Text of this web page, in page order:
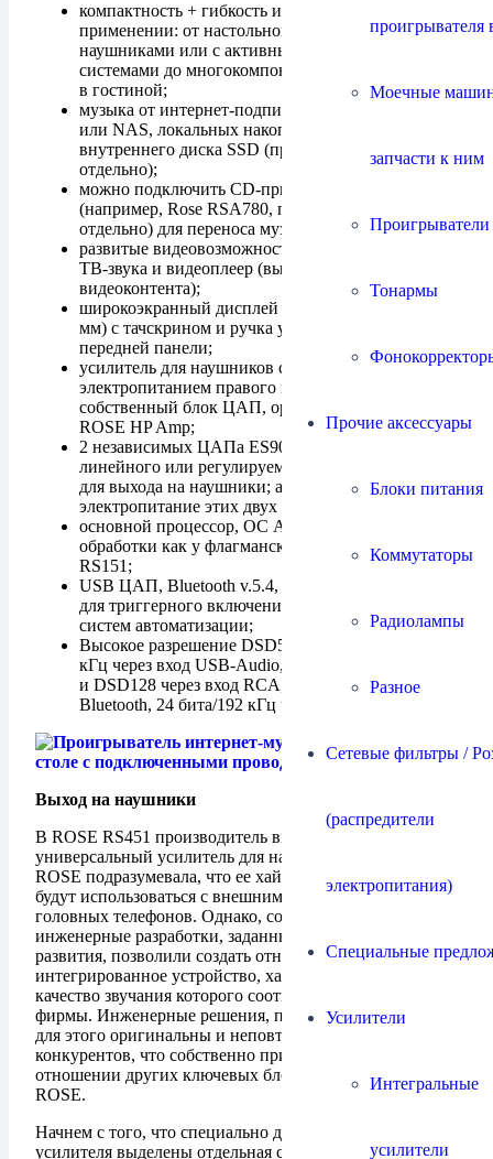
проигрывателя
Моечные
запчасти к ним
Тонармы
Прочие аксессуары
Блоки питания
Коммутаторы
Радиолампы
Разное
Сетевые фильтры /
(распредители
электропитания)
Специальные
Усилители
Интегральные
усилители
компактность + гибкость и разнообразие в
применении: от настольной аудиосистемы с
наушниками или с активными акустическими
системами до многокомпонентной аудиосистемы
в гостиной;
музыка от интернет-подписок, сетевых ресурсов
или NAS, локальных накопителей или с
внутреннего диска SSD (приобретается
отдельно);
можно подключить CD-привод через USB
(например, Rose RSA780, приобретается
отдельно) для переноса музыки с компакт-дисков
развитые видеовозможности: HDMI eARC для
ТВ-звука и видеоплеер (выход 4K HDMI для
видеоконтента);
широкоэкранный дисплей 8.8 дюйма (237 x 67
мм) с тачскрином и ручка управления на
передней панели;
усилитель для наушников с автономным
электропитанием правого и левого канала,
собственный блок ЦАП, оригинальная схема
ROSE HP Amp;
2 независимых ЦАПа ES9027PRO: один для
линейного или регулируемого выхода, второй —
для выхода на наушники; автономное
электропитание этих двух ЦАПов;
основной процессор, ОС Android и ядро звуковой
обработки как у флагманского проигрывателя
RS151;
USB ЦАП, Bluetooth v.5.4, HDMI eARC, гнездо
для триггерного включения/включения In/Out для
систем автоматизации;
Высокое разрешение DSD512 и ИКМ 32 бита/768
кГц через вход USB-Audio, ИКМ 32 бита/384 кГц
и DSD128 через вход RCA, 24 бита через
Bluetooth, 24 бита/192 кГц через eARC
Выход на наушники
В ROSE RS451 производитель впервые интегрировал
универсальный усилитель для наушников. До этого
ROSE подразумевала, что ее хай-энд-проигрыватели
будут использоваться с внешним усилителем для
головных телефонов. Однако, собственные
инженерные разработки, заданные программой
развития, позволили создать относительно недорогое
интегрированное устройство, характеристики и
качество звучания которого соответствовали репутации
фирмы. Инженерные решения, предложенные ROSE
для этого оригинальны и неповторимы для
конкурентов, что собственно признавалось и ранее в
отношении других ключевых блоков аудиоаппаратуры
ROSE.
Начнем с того, что специально для наушникового
усилителя выделены отдельная схема электропитания